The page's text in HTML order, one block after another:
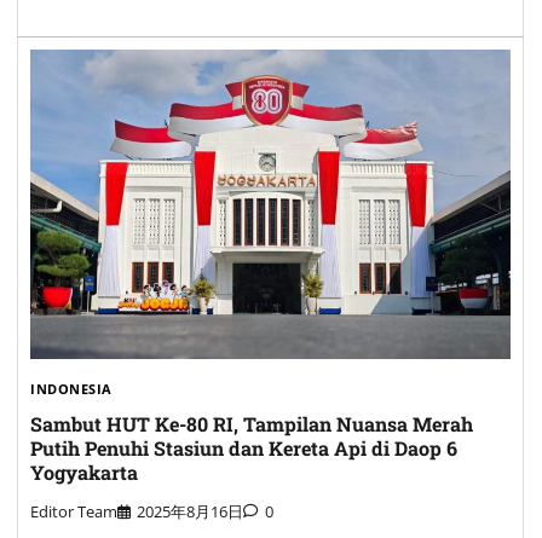
INDONESIA
Sambut HUT Ke-80 RI, Tampilan Nuansa Merah
Putih Penuhi Stasiun dan Kereta Api di Daop 6
Yogyakarta
Editor Team 2025年8月16日 0